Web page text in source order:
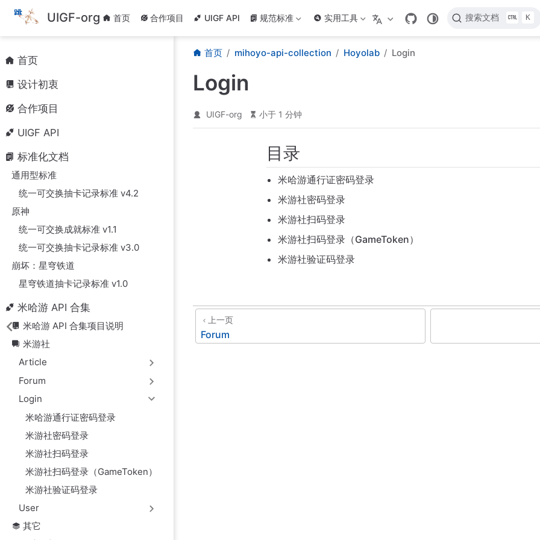
跳
主
內
UIGF-org 首页 合作项目 UIGF API 规范标准 实用工具 搜索文档 K
首页
设计初衷
合作项目
UIGF API
标准化文档
通用型标准
统一可交换抽卡记录标准 v4.2
原神
统一可交换成就标准 v1.1
统一可交换抽卡记录标准 v3.0
崩坏：星穹铁道
星穹铁道抽卡记录标准 v1.0
米哈游 API 合集
米哈游 API 合集项目说明
米游社
Article
Forum
Login
米哈游通行证密码登录
米游社密码登录
米游社扫码登录
米游社扫码登录（GameToken）
米游社验证码登录
User
其它
首页 mihoyo-api-collection Hoyolab Login
Login
UIGF-org 小于 1 分钟
目录
米哈游通行证密码登录
米游社密码登录
米游社扫码登录
米游社扫码登录（GameToken）
米游社验证码登录
上一页
Forum